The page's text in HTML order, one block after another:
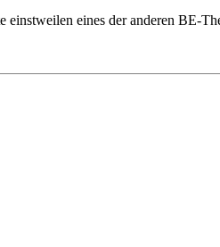
eines der anderen BE-